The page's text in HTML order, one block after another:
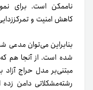
ناممکن است. برای
کاهش امنیت و
بنابراین می‌توان مدعی
شده است. از آنجا هم
مبتنی‌بر مدل حراج
رشته‌مشکلاتی دامن